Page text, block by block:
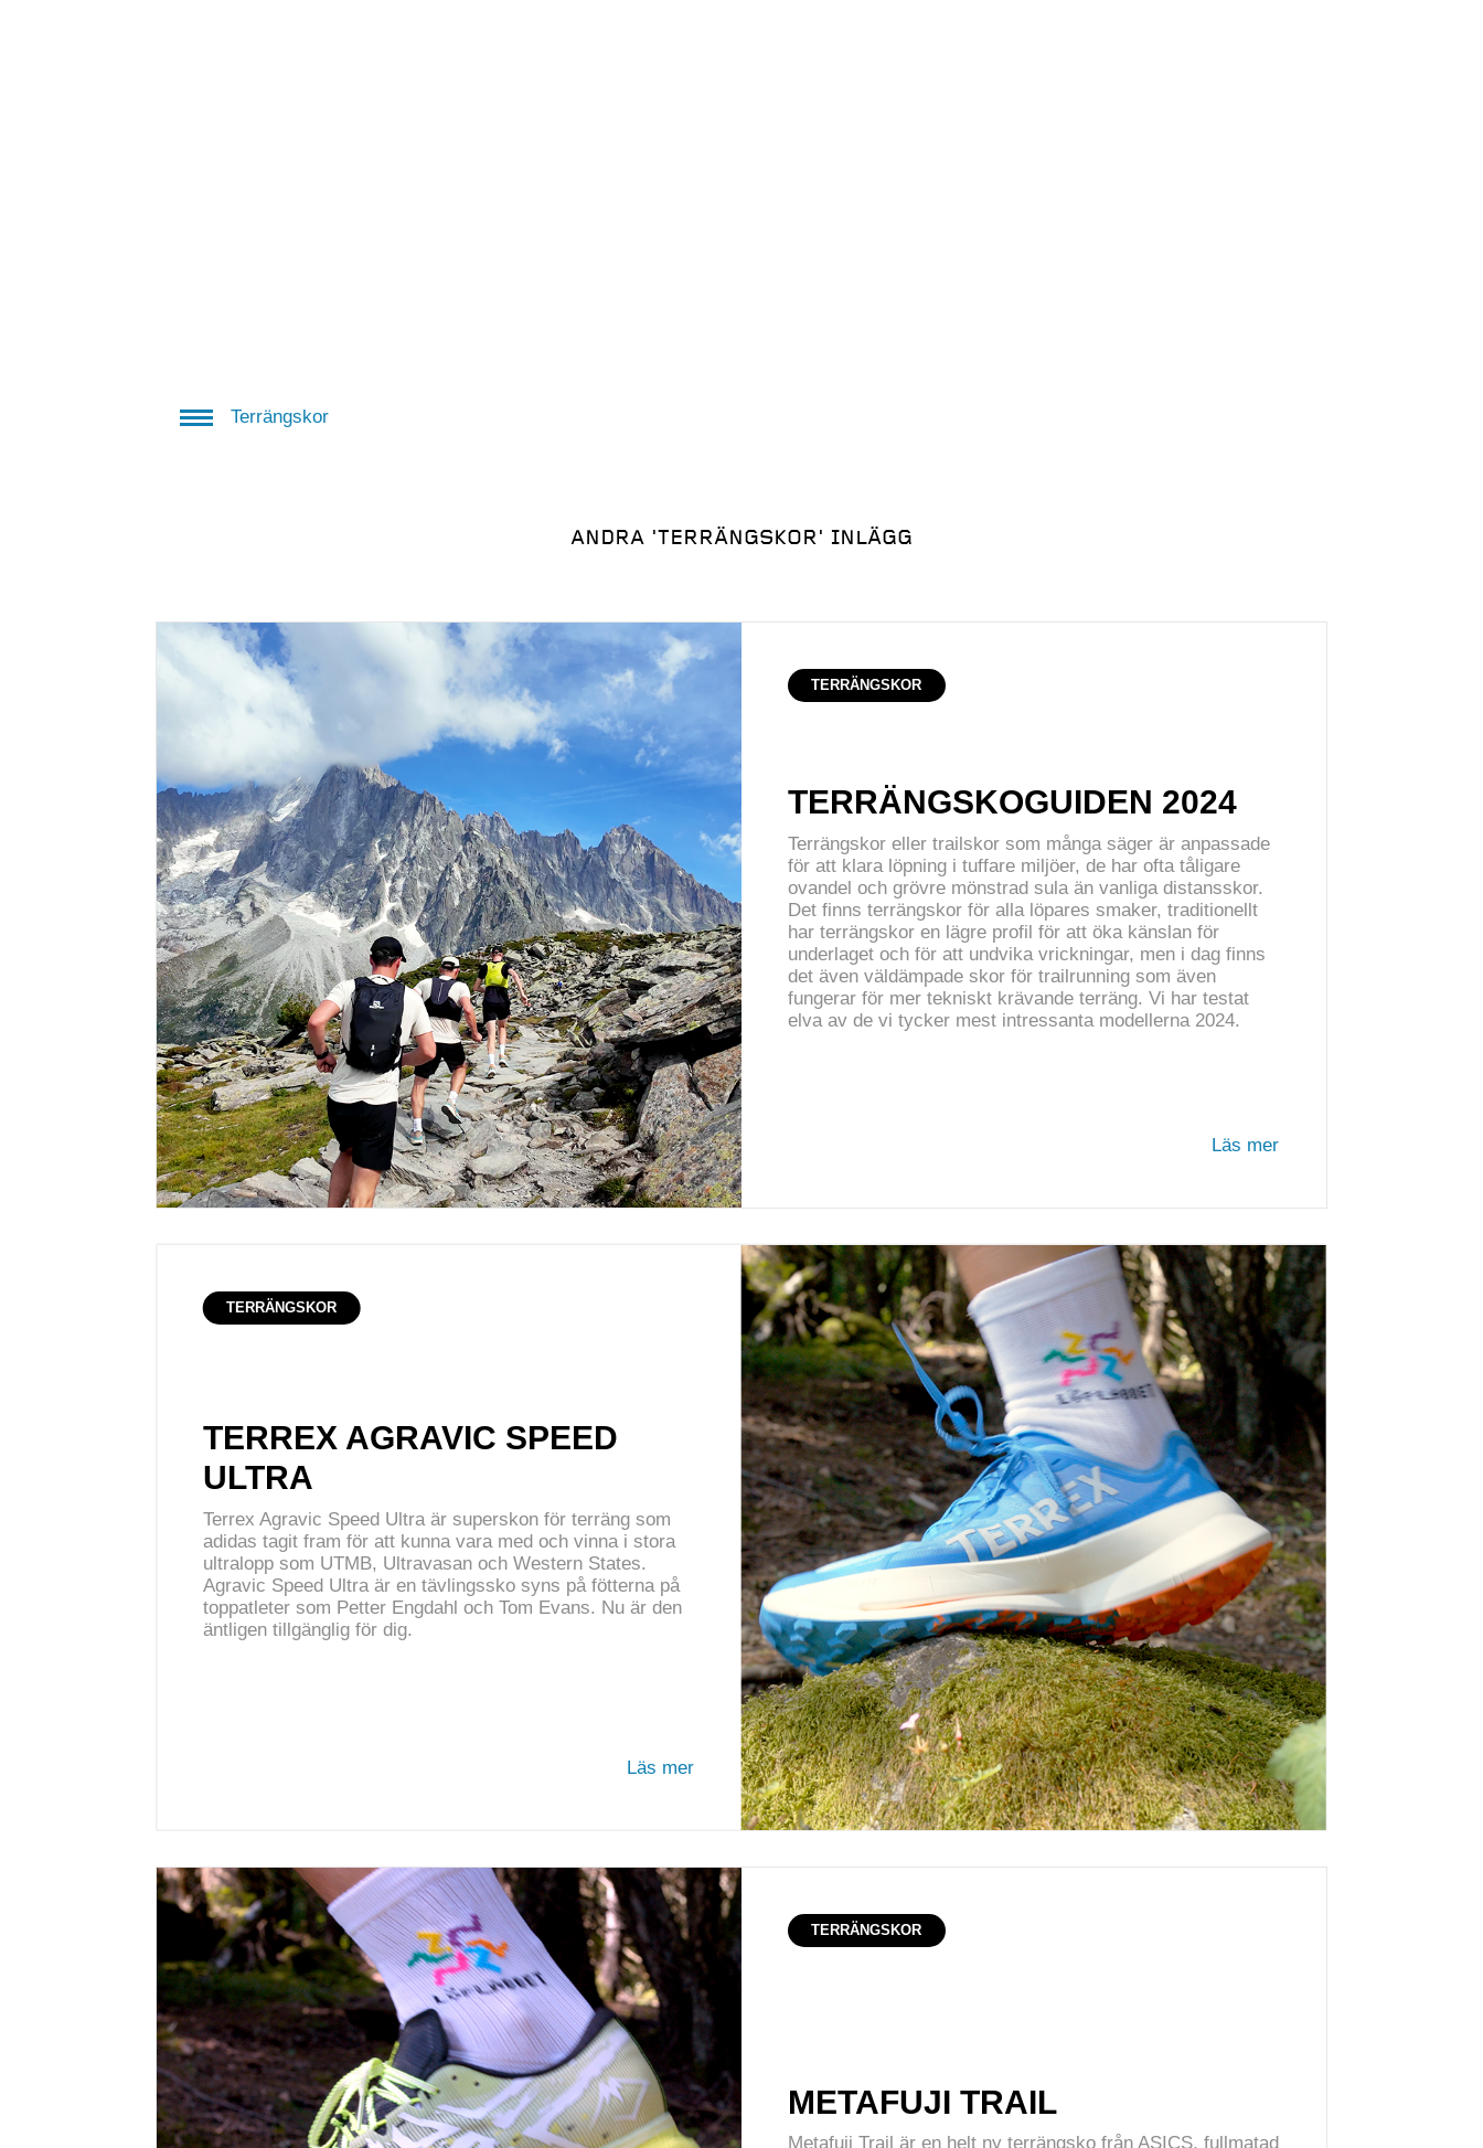
Terrängskor
ANDRA 'TERRÄNGSKOR' INLÄGG
TERRÄNGSKOR
TERRÄNGSKOGUIDEN 2024
Terrängskor eller trailskor som många säger är anpassade
för att klara löpning i tuffare miljöer, de har ofta tåligare
ovandel och grövre mönstrad sula än vanliga distansskor.
Det finns terrängskor för alla löpares smaker, traditionellt
har terrängskor en lägre profil för att öka känslan för
underlaget och för att undvika vrickningar, men i dag finns
det även väldämpade skor för trailrunning som även
fungerar för mer tekniskt krävande terräng. Vi har testat
elva av de vi tycker mest intressanta modellerna 2024.
Läs mer
TERRÄNGSKOR
TERREX AGRAVIC SPEED
ULTRA
Terrex Agravic Speed Ultra är superskon för terräng som
adidas tagit fram för att kunna vara med och vinna i stora
ultralopp som UTMB, Ultravasan och Western States.
Agravic Speed Ultra är en tävlingssko syns på fötterna på
toppatleter som Petter Engdahl och Tom Evans. Nu är den
äntligen tillgänglig för dig.
Läs mer
TERRÄNGSKOR
METAFUJI TRAIL
Metafuji Trail är en helt ny terrängsko från ASICS, fullmatad